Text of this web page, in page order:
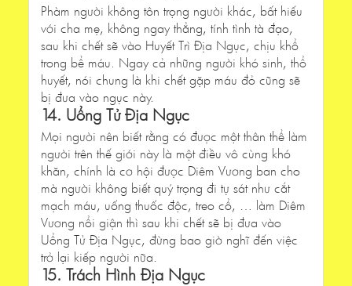
Phàm người không tôn trọng người khác, bất hiếu
với cha mẹ, không ngay thẳng, tính tình tà đạo,
sau khi chết sẽ vào Huyết Trì Địa Ngục, chịu khổ
trong bể máu. Ngay cả những người khó sinh, thổ
huyết, nói chung là khi chết gặp máu đỏ cũng sẽ
bị đưa vào ngục này.
14. Uổng Tử Địa Ngục
Mọi người nên biết rằng có được một thân thể làm
người trên thế giới này là một điều vô cùng khó
khăn, chính là cơ hội được Diêm Vương ban cho
mà người không biết quý trọng đi tự sát như cắt
mạch máu, uống thuốc độc, treo cổ, … làm Diêm
Vương nổi giận thì sau khi chết sẽ bị đưa vào
Uổng Tử Địa Ngục, đừng bao giờ nghĩ đến việc
trở lại kiếp người nữa.
15. Trách Hình Địa Ngục